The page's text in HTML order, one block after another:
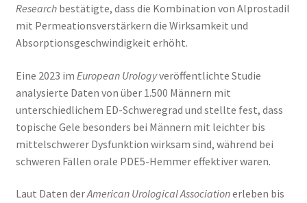
Researchbestätigte, dass die Kombination von Alprostadil
mit Permeationsverstärkern die Wirksamkeit und
Absorptionsgeschwindigkeit erhöht.
Eine 2023 im European Urologyveröffentlichte Studie
analysierte Daten von über 1.500 Männern mit
unterschiedlichem ED-Schweregrad und stellte fest, dass
topische Gele besonders bei Männern mit leichter bis
mittelschwerer Dysfunktion wirksam sind, während bei
schweren Fällen orale PDE5-Hemmer effektiver waren.
Laut Daten derAmerican Urological Associationerleben bis